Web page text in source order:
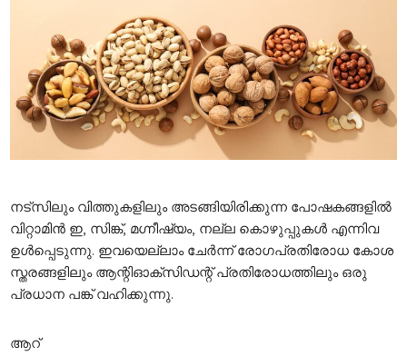
നട്സിലും വിത്തുകളിലും അടങ്ങിയിരിക്കുന്ന പോഷകങ്ങളിൽ
വിറ്റാമിൻ ഇ, സിങ്ക്, മഗ്നീഷ്യം, നല്ല കൊഴുപ്പുകൾ എന്നിവ
ഉൾപ്പെടുന്നു. ഇവയെല്ലാം ചേർന്ന് രോഗപ്രതിരോധ കോശ
സ്തരങ്ങളിലും ആന്റിഓക്‌സിഡന്റ് പ്രതിരോധത്തിലും ഒരു
പ്രധാന പങ്ക് വഹിക്കുന്നു.
ആറ്